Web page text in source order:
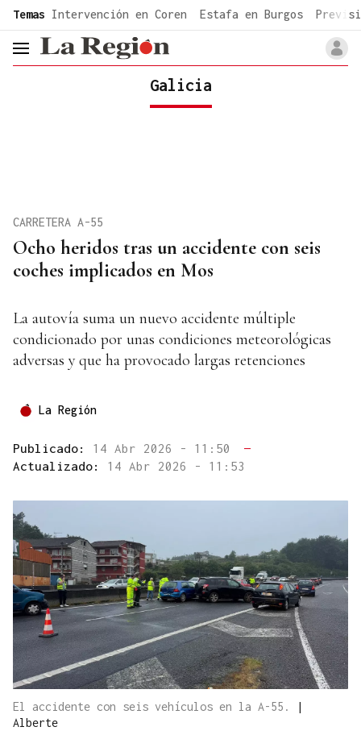
common.go-to-content
Temas Intervención en Coren Estafa en Burgos
header.menu.open
Galicia
Ocho heridos tras un accidente con seis
coches implicados en Mos
CARRETERA A-55
La autovía suma un nuevo accidente múltiple
condicionado por unas condiciones meteorológicas
adversas y que ha provocado largas retenciones
La Región
Publicado: 14 Abr 2026 - 11:50
—
Actualizado: 14 Abr 2026 - 11:53
El accidente con seis vehículos en la A-55.
|
Alberte